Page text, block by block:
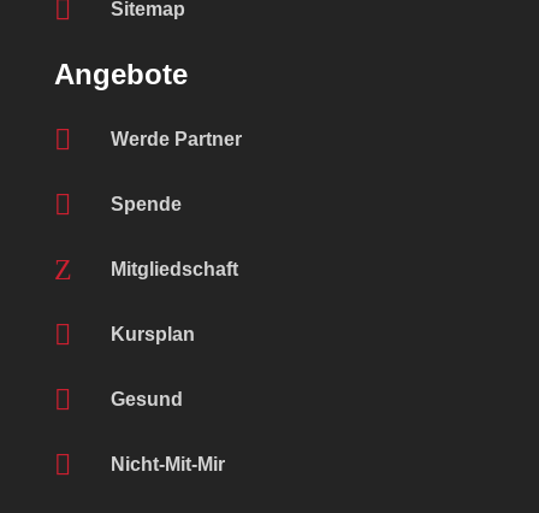
 Sitemap
Angebote
 Werde Partner
 Spende
Z Mitgliedschaft
 Kursplan
 Gesund
 Nicht-Mit-Mir